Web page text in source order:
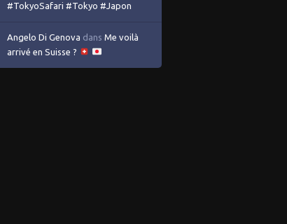
#TokyoSafari #Tokyo #Japon
Angelo Di Genova dans Me voilà
arrivé en Suisse ?